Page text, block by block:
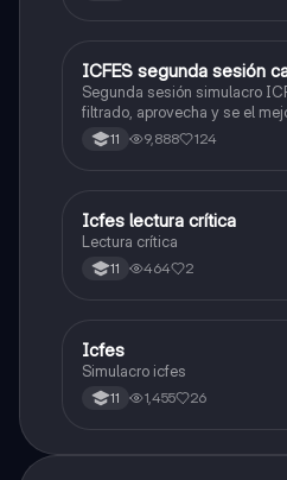
ICFES: Lectura Crítica
ICFES segunda sesión
Segunda sesión simulacro
filtrado, aprovecha y se el
poder ingresar a universidad,
carrera con la que tanto sueñas.
11 9,888 124
Lengua Castellana
Icfes lectura crítica
Lectura crítica
11 464 2
ICFES: Sociales y Ciudadanas
Icfes
Simulacro icfes
11 1,455 26